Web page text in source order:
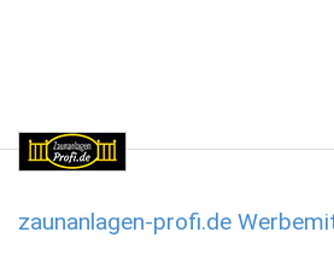
zaunanlagen-profi.de